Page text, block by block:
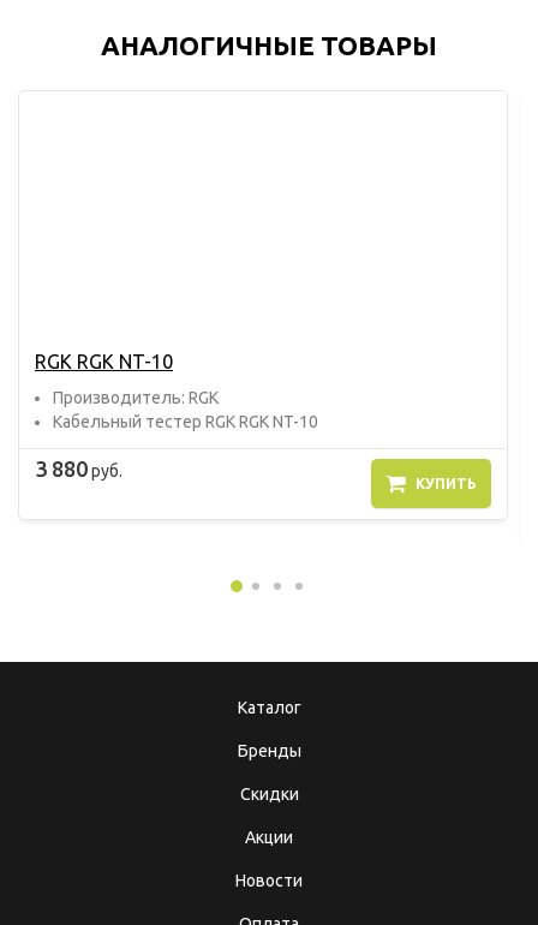
АНАЛОГИЧНЫЕ ТОВАРЫ
RGK RGK NT-10
Прoизвoдитель: RGK
Кабельный тестер RGK RGK NT-10
3 880руб.
КУПИТЬ
Каталог
Бренды
Скидки
Акции
Новости